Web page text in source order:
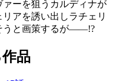
ーを狙うカルディナが
アを誘い出しラチェリ
うと画策するが――!?
品